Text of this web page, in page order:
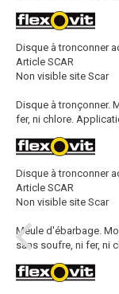
Disque à tronconner
Article SCAR
Non visible site Scar
Disque à tronçonner.
fer, ni chlore.
Disque à tronconner
Article SCAR
Non visible site Scar
Meule d'ébarbage.
sans soufre, ni fer, ni